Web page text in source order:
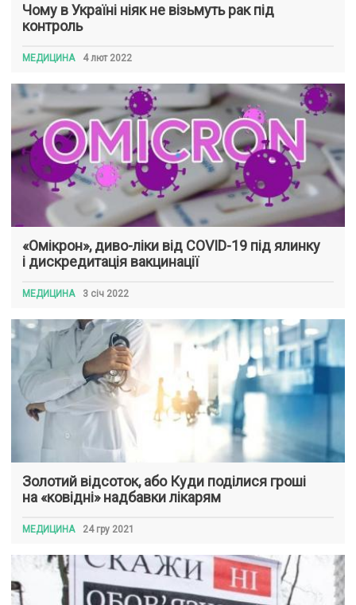
Чому в Україні ніяк не візьмуть рак під
контроль
МЕДИЦИНА 4 лют 2022
«Омікрон», диво-ліки від COVID-19 під ялинку
і дискредитація вакцинації
МЕДИЦИНА 3 січ 2022
Золотий відсоток, або Куди поділися гроші
на «ковідні» надбавки лікарям
МЕДИЦИНА 24 гру 2021